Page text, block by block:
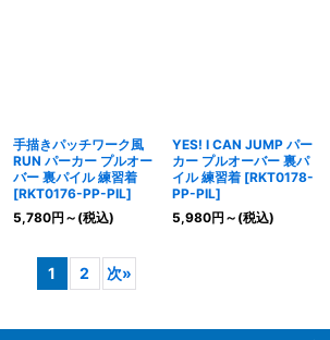
手描きパッチワーク風
RUN パーカー プルオー
バー 裏パイル 練習着
[RKT0176-PP-PIL]
5,780円 ～ (税込)
YES! I CAN JUMP パー
カー プルオーバー 裏パ
イル 練習着 [RKT0178-
PP-PIL]
5,980円 ～ (税込)
1 2 次»